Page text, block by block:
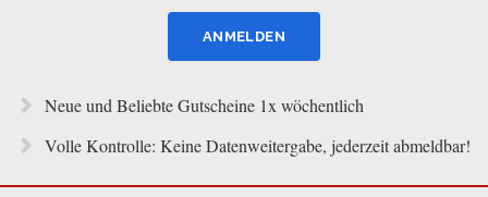
Neue und Beliebte Gutscheine 1x wöchentlich
Volle Kontrolle: Keine Datenweitergabe, jederzeit abmeldbar!